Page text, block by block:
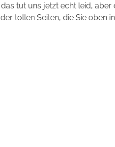
tut uns jetzt echt leid, aber
tollen Seiten, die Sie oben